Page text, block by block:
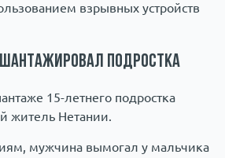
взрывных устройств
подростка
15-летнего подростка
житель Нетании.
мужчина вымогал у мальчика